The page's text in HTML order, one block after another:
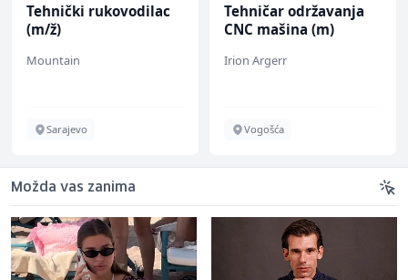
Tehnički rukovodilac
(m/ž)
Mountain
Sarajevo
Tehničar održavanja
CNC mašina (m)
Irion Argerr
Vogošća
Možda vas zanima